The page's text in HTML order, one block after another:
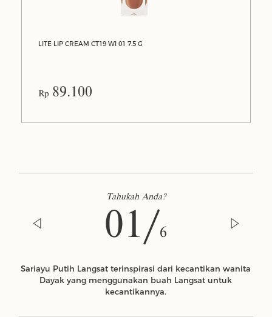
LITE LIP CREAM CT19 WI 01 7.5 G
Rp 89.100
Tahukah Anda?
01/6
Sariayu Putih Langsat terinspirasi dari kecantikan wanita
Dayak yang menggunakan buah Langsat untuk
kecantikannya.